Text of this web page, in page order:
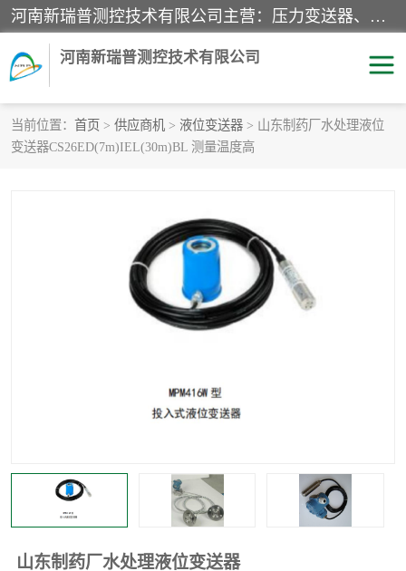
河南新瑞普测控技术有限公司主营：压力变送器、液位变送器、差压变送器、雷达料位计、电容物位计、温度显示控制仪表、电量变送器、流量计、工业自动化系统成套设备。
河南新瑞普测控技术有限公司
当前位置： 首页 > 供应商机 > 液位变送器 > 山东制药厂水处理液位
变送器CS26ED(7m)IEL(30m)BL 测量温度高
山东制药厂水处理液位变送器
霍尼韦尔压力变送器 CS系列变送器
雷达料位计
标准型工业压力变送器 罐旁显示仪
电量变送器